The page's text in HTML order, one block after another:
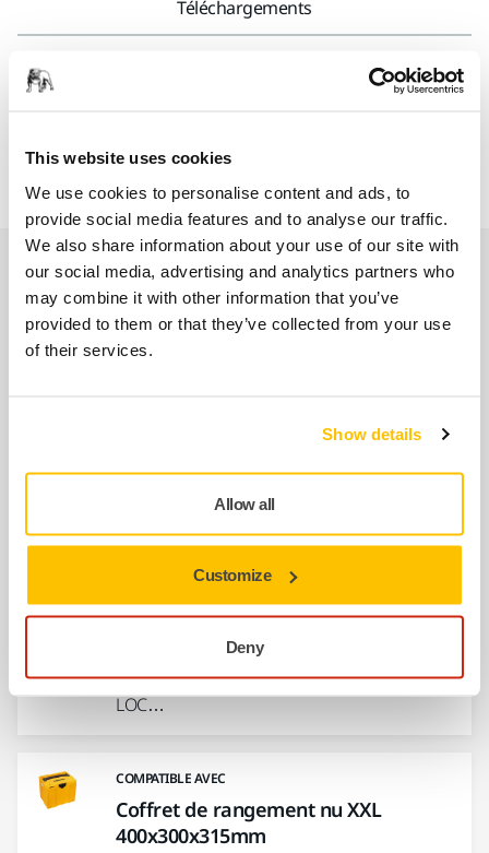
This website uses cookies
We use cookies to personalise content and ads, to
provide social media features and to analyse our traffic.
We also share information about your use of our site with
our social media, advertising and analytics partners who
may combine it with other information that you’ve
provided to them or that they’ve collected from your use
of their services.
Show details
Allow all
Customize
Deny
Téléchargements
Compatible avec la decapeuse Mirka® DEROS RS 600
Produits associés
COMPATIBLE AVEC
Ponceuse rotative ergonomique pour les
Coffret de rangement nu grand
format 400x300x210mm
Fonctionnel, ce coffret de rangement est
facile à transporter et à ranger. Le système T-
LOC…
COMPATIBLE AVEC
Coffret de rangement nu XXL
400x300x315mm